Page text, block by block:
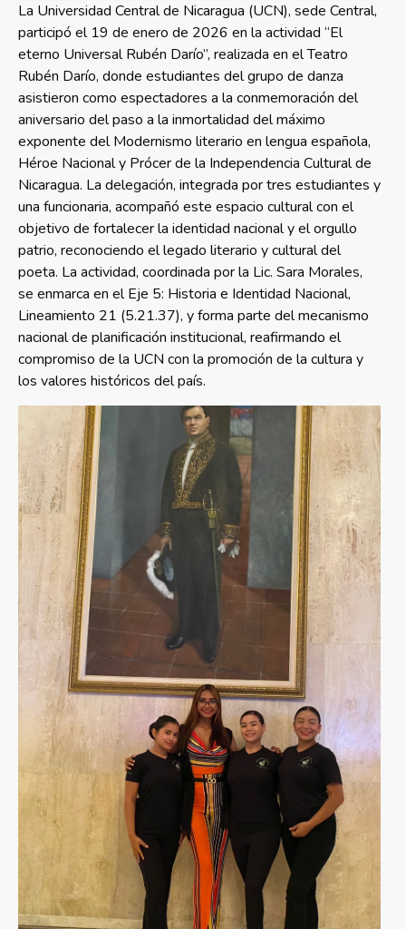
La Universidad Central de Nicaragua (UCN), sede Central,
participó el 19 de enero de 2026 en la actividad “El
eterno Universal Rubén Darío”, realizada en el Teatro
Rubén Darío, donde estudiantes del grupo de danza
asistieron como espectadores a la conmemoración del
aniversario del paso a la inmortalidad del máximo
exponente del Modernismo literario en lengua española,
Héroe Nacional y Prócer de la Independencia Cultural de
Nicaragua. La delegación, integrada por tres estudiantes y
una funcionaria, acompañó este espacio cultural con el
objetivo de fortalecer la identidad nacional y el orgullo
patrio, reconociendo el legado literario y cultural del
poeta. La actividad, coordinada por la Lic. Sara Morales,
se enmarca en el Eje 5: Historia e Identidad Nacional,
Lineamiento 21 (5.21.37), y forma parte del mecanismo
nacional de planificación institucional, reafirmando el
compromiso de la UCN con la promoción de la cultura y
los valores históricos del país.